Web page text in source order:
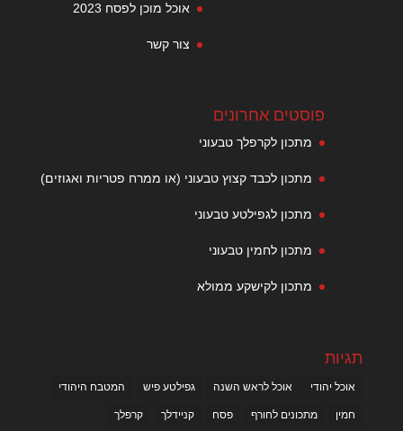
אוכל מוכן לפסח 2023
צור קשר
פוסטים אחרונים
מתכון לקרפלך טבעוני
מתכון לכבד קצוץ טבעוני (או ממרח פטריות ואגוזים)
מתכון לגפילטע טבעוני
מתכון לחמין טבעוני
מתכון לקישקע ממולא
תגיות
אוכל יהודי אוכל לראש השנה גפילטע פיש המטבח היהודי
חמין מתכונים לחורף פסח קניידלך קרפלך